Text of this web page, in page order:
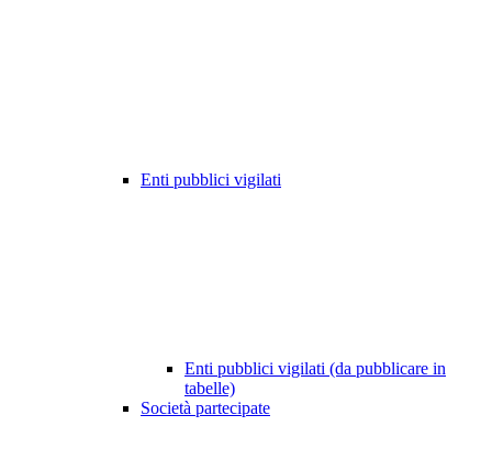
Enti pubblici vigilati
Enti pubblici vigilati (da pubblicare in
tabelle)
Società partecipate